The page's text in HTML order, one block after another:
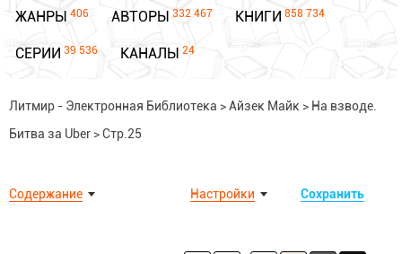
ЖАНРЫ 406 АВТОРЫ 332 467 КНИГИ 858 734
СЕРИИ 39 536 КАНАЛЫ 24
Литмир - Электронная Библиотека >Айзек Майк > На взводе.
Битва за Uber >Стр.25
Содержание Сохранить
Настройки